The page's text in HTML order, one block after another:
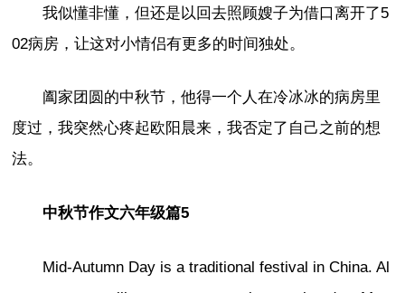
我似懂非懂，但还是以回去照顾嫂子为借口离开了5
02病房，让这对小情侣有更多的时间独处。
阖家团圆的中秋节，他得一个人在冷冰冰的病房里
度过，我突然心疼起欧阳晨来，我否定了自己之前的想
法。
中秋节作文六年级篇5
Mid-Autumn Day is a traditional festival in China. Al